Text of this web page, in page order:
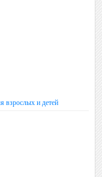
взрослых и детей